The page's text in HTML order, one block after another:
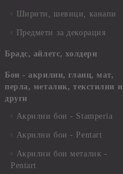
Ширити, шевици, канапи
Предмети за декорация
Брадс, айлетс, холдери
Бои - акрилни, гланц, мат,
перла, металик, текстилни и
други
Акрилни бои - Stamperia
Акрилни бои - Pentart
Акрилни бои металик -
Pentart